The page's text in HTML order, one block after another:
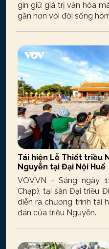
gìn giữ giá trị văn hóa
gần hơn với đời sống
Tái hiện Lễ Thiết triều
Nguyễn tại Đại Nội Huế
VOV.VN - Sáng ngày
Chạp), tại sân Đại triều
diễn ra chương trình tái
đán của triều Nguyễn.